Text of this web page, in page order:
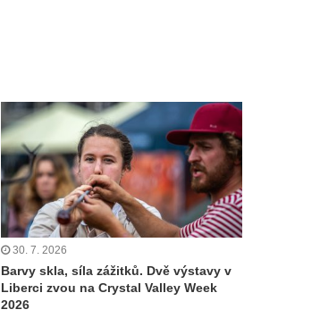
30. 7. 2026
Barvy skla, síla zážitků. Dvě výstavy v
Liberci zvou na Crystal Valley Week
2026